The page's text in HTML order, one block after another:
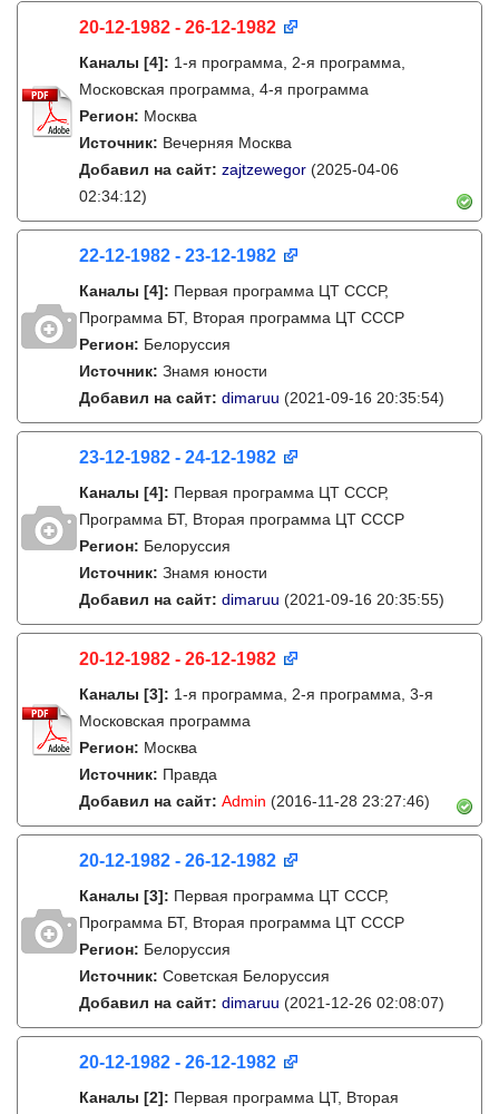
20-12-1982 - 26-12-1982
Каналы [4]: 1-я программа, 2-я программа,
Московская программа, 4-я программа
Регион: Москва
Источник: Вечерняя Москва
Добавил на сайт: zajtzewegor (2025-04-06
02:34:12)
22-12-1982 - 23-12-1982
Каналы [4]: Первая программа ЦТ СССР,
Программа БТ, Вторая программа ЦТ СССР
Регион: Белоруссия
Источник: Знамя юности
Добавил на сайт: dimaruu (2021-09-16 20:35:54)
23-12-1982 - 24-12-1982
Каналы [4]: Первая программа ЦТ СССР,
Программа БТ, Вторая программа ЦТ СССР
Регион: Белоруссия
Источник: Знамя юности
Добавил на сайт: dimaruu (2021-09-16 20:35:55)
20-12-1982 - 26-12-1982
Каналы [3]: 1-я программа, 2-я программа, 3-я
Московская программа
Регион: Москва
Источник: Правда
Добавил на сайт: Admin (2016-11-28 23:27:46)
20-12-1982 - 26-12-1982
Каналы [3]: Первая программа ЦТ СССР,
Программа БТ, Вторая программа ЦТ СССР
Регион: Белоруссия
Источник: Советская Белоруссия
Добавил на сайт: dimaruu (2021-12-26 02:08:07)
20-12-1982 - 26-12-1982
Каналы [2]: Первая программа ЦТ, Вторая